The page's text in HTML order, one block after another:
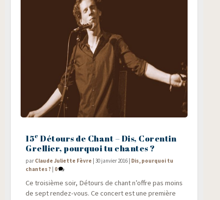
15e Détours de Chant – Dis, Corentin
Grellier, pourquoi tu chantes ?
par Claude Juliette Fèvre |30 janvier 2016 | Dis, pourquoi tu
chantes ? | 0
Ce troi­sième soir, Détours de chant n’offre pas moins
de sept ren­dez-vous. Ce concert est une pre­mière